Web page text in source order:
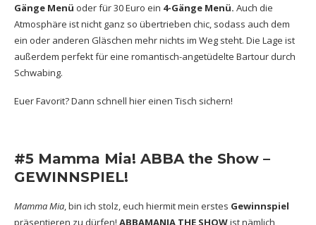
Gänge Menü oder für 30 Euro ein 4-Gänge Menü. Auch die
Atmosphäre ist nicht ganz so übertrieben chic, sodass auch dem
ein oder anderen Gläschen mehr nichts im Weg steht. Die Lage ist
außerdem perfekt für eine romantisch-angetüdelte Bartour durch
Schwabing.
Euer Favorit? Dann schnell hiereinen Tisch sichern!
#5 Mamma Mia! ABBA the Show –
GEWINNSPIEL!
Mamma Mia, bin ich stolz, euch hiermit mein erstes Gewinnspiel
präsentieren zu dürfen! ABBAMANIA THE SHOWist nämlich